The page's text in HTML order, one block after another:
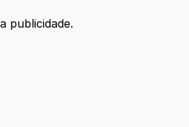
publicidade.